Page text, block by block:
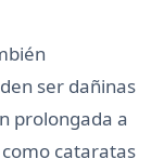
ser dañinas
prolongada a
cataratas